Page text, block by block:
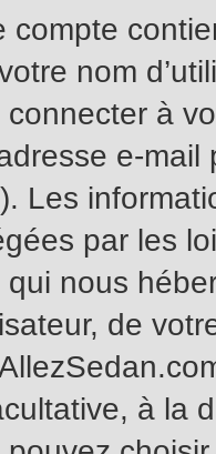
compte
nom
à
e-mail
Les
par les
qui nous
de
à la